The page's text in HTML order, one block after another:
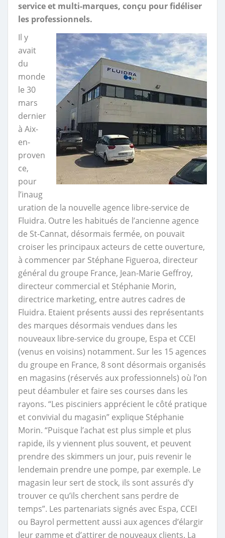
service et multi-marques, conçu pour fidéliser
les professionnels.
Il y
avait
du
monde
le 30
mars
dernier
à Aix-
en-
proven
ce,
pour
l’inaug
uration de la nouvelle agence libre-service de
Fluidra. Outre les habitués de l’ancienne agence
de St-Cannat, désormais fermée, on pouvait
croiser les principaux acteurs de cette ouverture,
à commencer par Stéphane Figueroa, directeur
général du groupe France, Jean-Marie Geffroy,
directeur commercial et Stéphanie Morin,
directrice marketing, entre autres cadres de
Fluidra. Etaient présents aussi des représentants
des marques désormais vendues dans les
nouveaux libre-service du groupe, Espa et CCEI
(venus en voisins) notamment. Sur les 15 agences
du groupe en France, 8 sont désormais organisés
en magasins (réservés aux professionnels) où l’on
peut déambuler et faire ses courses dans les
rayons. “Les pisciniers apprécient le côté pratique
et convivial du magasin” explique Stéphanie
Morin. “Puisque l’achat est plus simple et plus
rapide, ils y viennent plus souvent, et peuvent
prendre des skimmers un jour, puis revenir le
lendemain prendre une pompe, par exemple. Le
magasin leur sert de stock, ils sont assurés d’y
trouver ce qu’ils cherchent sans perdre de
temps”. Les partenariats signés avec Espa, CCEI
ou Bayrol permettent aussi aux agences d’élargir
leur gamme et d’attirer de nouveaux clients. La